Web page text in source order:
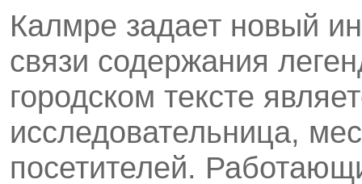
Калмре задает новый
связи содержания
городском тексте
исследовательница,
посетителей.